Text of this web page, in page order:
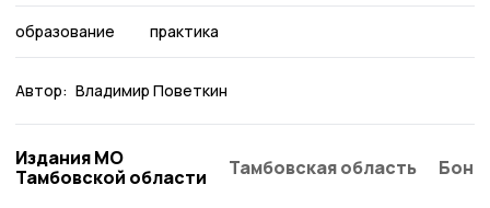
образование практика
Автор: Владимир Поветкин
Издания МО
Тамбовской области
Тамбовская область